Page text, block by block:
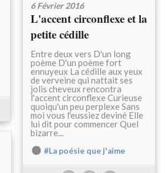
6 Février 2016
L'accent circonflexe et la
petite cédille
Entre deux vers D'un long
poème D'un poème fort
ennuyeux La cédille aux yeux
de verveine qui nattait ses
jolis cheveux rencontra
l'accent circonflexe Curieuse
quoiqu'un peu perplexe Sans
moi vous l'eussiez deviné Elle
lui dit pour commencer Quel
bizarre...
#La poésie que j'aime